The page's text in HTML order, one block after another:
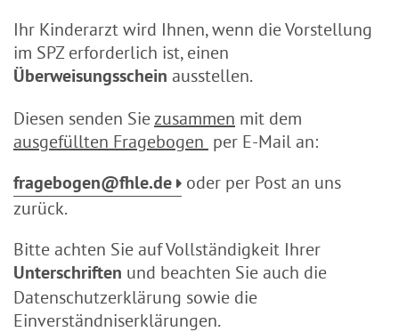
Ihr Kinderarzt wird Ihnen, wenn die Vorstellung
im SPZ erforderlich ist, einen
Überweisungsschein ausstellen.
Diesen senden Siezusammen mit dem
ausgefüllten Fragebogen per E-Mail an:
fragebogen@fhle.de
oder per Post an uns
zurück.
Bitte achten Sie auf Vollständigkeit Ihrer
Unterschriften und beachten Sie auch die
Datenschutzerklärung sowie die
Einverständniserklärungen.